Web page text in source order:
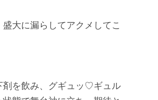
大に漏らしてアクメしてこ
剤を飲み、グギュッ♡ギュル